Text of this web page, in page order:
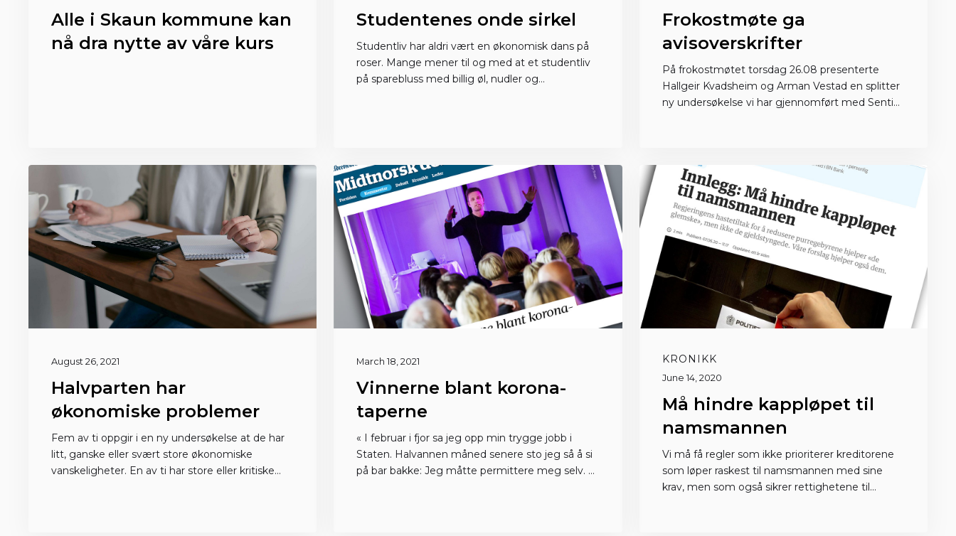
Alle i Skaun kommune kan
nå dra nytte av våre kurs
Studentenes onde sirkel
Studentliv har aldri vært en økonomisk dans på
roser. Mange mener til og med at et studentliv
på sparebluss med billig øl, nudler og
Frokostmøte ga
avisoverskrifter
På frokostmøtet torsdag 26.08 presenterte
Hallgeir Kvadsheim og Arman Vestad en splitter
ny undersøkelse vi har gjennomført med Sentio
August 26, 2021
Halvparten har
økonomiske problemer
Fem av ti oppgir i en ny undersøkelse at de har
litt, ganske eller svært store økonomiske
vanskeligheter. En av ti har store eller kritiske
March 18, 2021
Vinnerne blant korona-
taperne
« I februar i fjor sa jeg opp min trygge jobb i
Staten. Halvannen måned senere sto jeg så å si
på bar bakke: Jeg måtte permittere meg selv. »
KRONIKK
June 14, 2020
Må hindre kappløpet til
namsmannen
Vi må få regler som ikke prioriterer kreditorene
som løper raskest til namsmannen med sine
krav, men som også sikrer rettighetene til